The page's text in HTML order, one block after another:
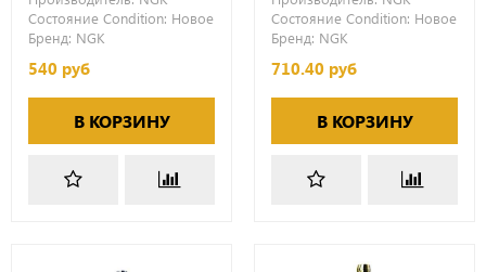
Состояние Condition: Новое
Бренд: NGK
540 руб
В КОРЗИНУ
Состояние Condition: Новое
Бренд: NGK
710.40 руб
В КОРЗИНУ